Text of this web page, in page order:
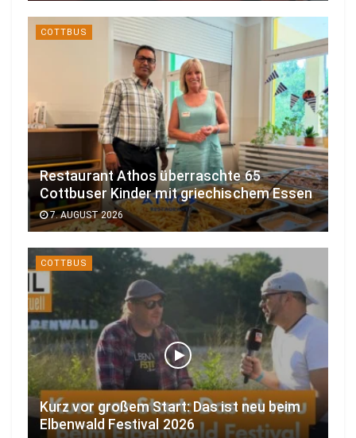
COTTBUS
Restaurant Athos überraschte 65
Cottbuser Kinder mit griechischem Essen
7. AUGUST 2026
COTTBUS
Kurz vor großem Start: Das ist neu beim
Elbenwald Festival 2026